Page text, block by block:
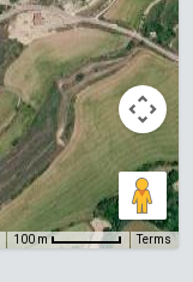
100 m Terms